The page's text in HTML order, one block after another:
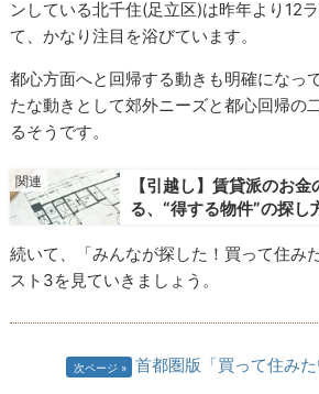
ンしている北千住(足立区)は昨年より12
て、かなり注目を浴びています。
都心方面へと回帰する動きも明確になっ
たな動きとして郊外ニーズと都心回帰の
るそうです。
【引越し】賃貸派のお金
る、“得する物件”の探し
続いて、「みんなが探した！買って住み
スト3を見ていきましょう。
次ページ 首都圏版「買って住み